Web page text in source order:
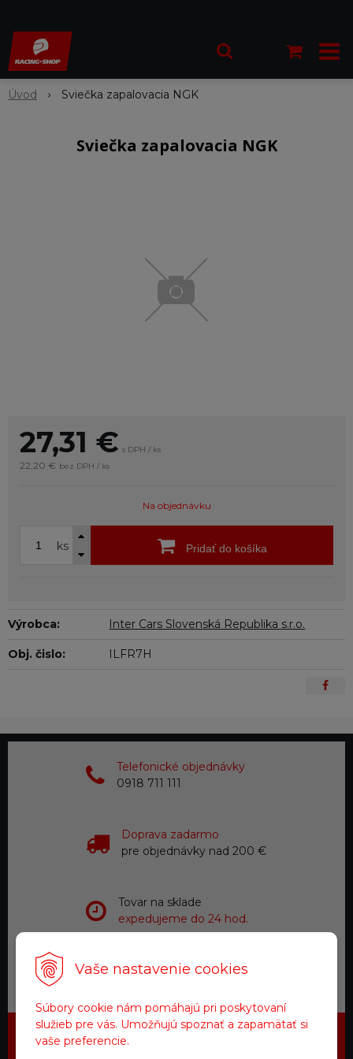
Vaše nastavenie cookies
Súbory cookie nám pomáhajú pri poskytovaní
služieb pre vás. Umožňujú spoznať a zapamätať si
vaše preferencie.
Úvod Sviečka zapalovacia NGK
Sviečka zapalovacia NGK
27,31 € s DPH / ks
22,20 € bez DPH / ks
Na objednávku
ks Pridať do košíka
Výrobca: Inter Cars Slovenská Republika s.r.o.
Obj. čislo: ILFR7H
Telefonické objednávky
0918 711 111
Doprava zadarmo
pre objednávky nad 200 €
Tovar na sklade
expedujeme do 24 hod.
Zákaznícky servis